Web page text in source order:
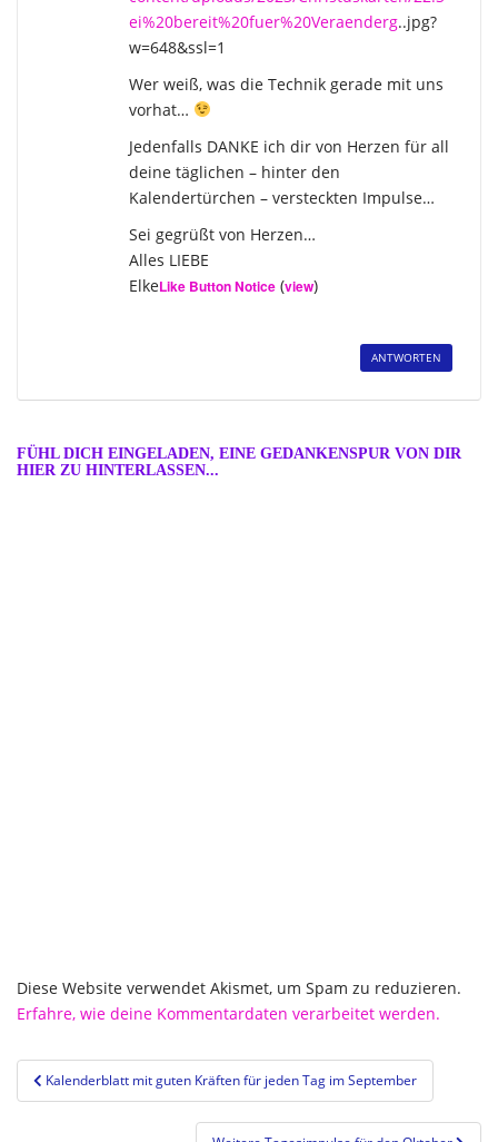
ei%20bereit%20fuer%20Veraenderg..jpg?
w=648&ssl=1
Wer weiß, was die Technik gerade mit uns
vorhat…
Jedenfalls DANKE ich dir von Herzen für all
deine täglichen – hinter den
Kalendertürchen – versteckten Impulse…
Sei gegrüßt von Herzen…
Alles LIEBE
ElkeLike Button Notice (view)
ANTWORTEN
FÜHL DICH EINGELADEN, EINE GEDANKENSPUR VON DIR
HIER ZU HINTERLASSEN...
Diese Website verwendet Akismet, um Spam zu reduzieren.
Erfahre, wie deine Kommentardaten verarbeitet werden.
Beitragsnavigation
Kalenderblatt mit guten Kräften für jeden Tag im September